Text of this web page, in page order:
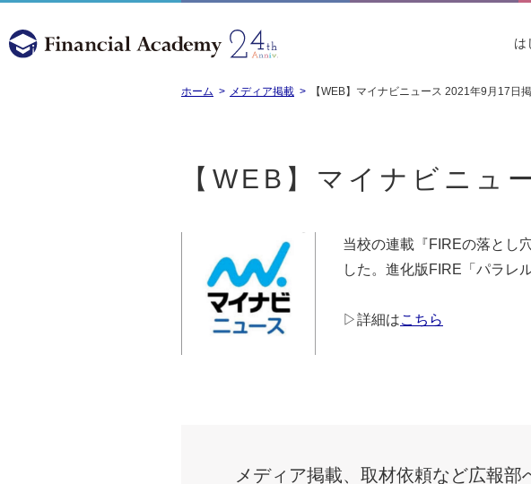
は
ホーム メディア掲載 【WEB】マイナビニュース 2021年9月17日
【WEB】マイナビニュ
当校の連載『FIREの落とし
した。進化版FIRE「パラレ
▷詳細はこちら
メディア掲載、取材依頼など広報部